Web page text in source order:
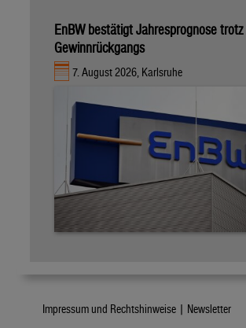
EnBW bestätigt Jahresprognose trotz
Gewinnrückgangs
7. August 2026, Karlsruhe
Impressum und Rechtshinweise | Newsletter